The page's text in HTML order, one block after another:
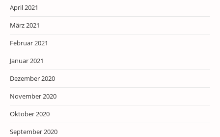
April 2021
März 2021
Februar 2021
Januar 2021
Dezember 2020
November 2020
Oktober 2020
September 2020